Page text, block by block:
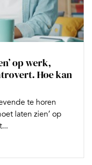
op werk,
Hoe kan
te horen
laten zien’ op